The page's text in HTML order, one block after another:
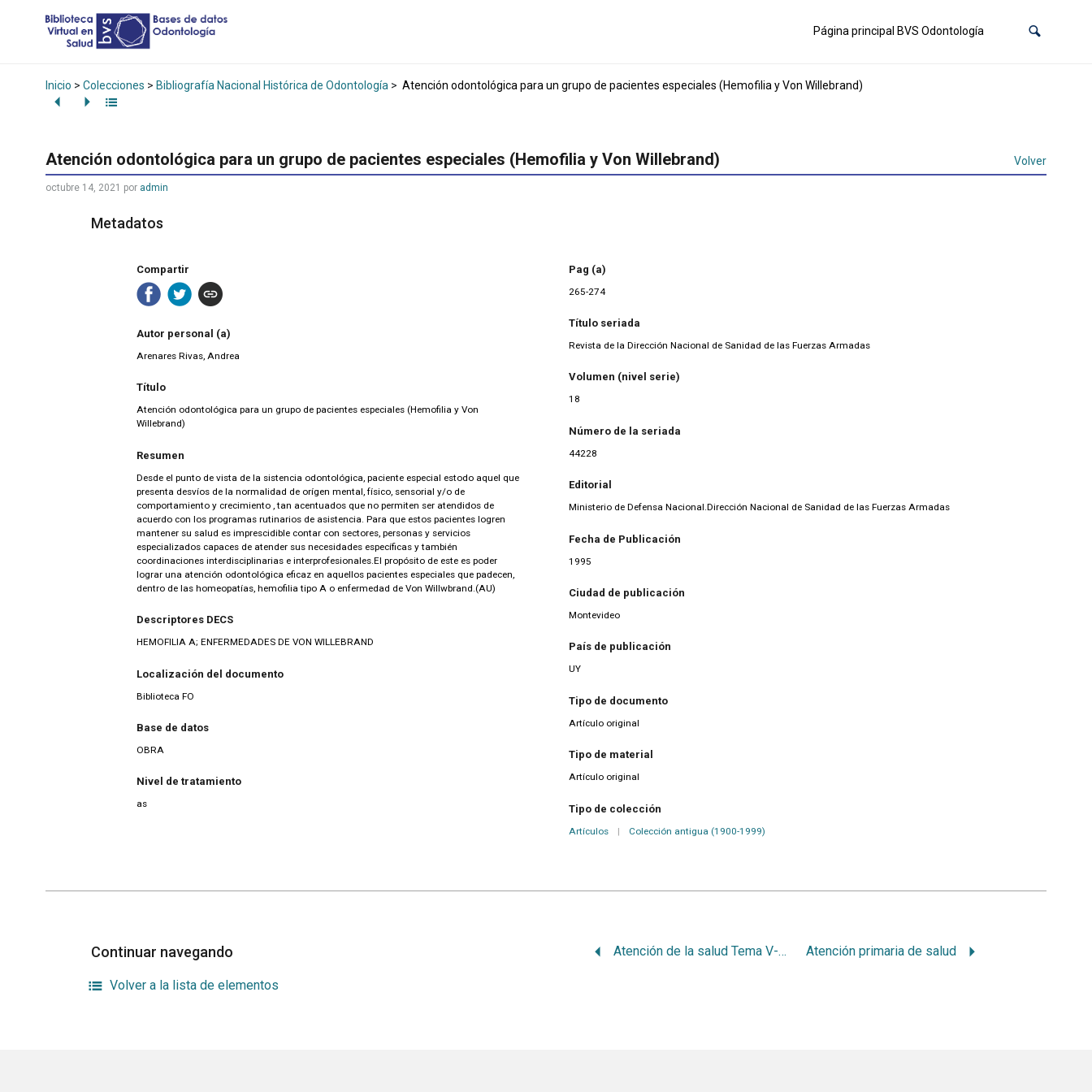
Página principal BVS Odontología
Inicio > Colecciones > Bibliografía Nacional Histórica de Odontología > Atención odontológica para un grupo de pacientes especiales (Hemofilia y Von Willebrand)
Atención odontológica para un grupo de pacientes especiales (Hemofilia y Von Willebrand) Volver
octubre 14, 2021 por admin
Metadatos
Compartir
Autor personal (a)
Arenares Rivas, Andrea
Título
Atención odontológica para un grupo de pacientes especiales (Hemofilia y Von
Willebrand)
Resumen
Desde el punto de vista de la sistencia odontológica, paciente especial estodo aquel que
presenta desvíos de la normalidad de orígen mental, físico, sensorial y/o de
comportamiento y crecimiento , tan acentuados que no permiten ser atendidos de
acuerdo con los programas rutinarios de asistencia. Para que estos pacientes logren
mantener su salud es imprescidible contar con sectores, personas y servicios
especializados capaces de atender sus necesidades específicas y también
coordinaciones interdisciplinarias e interprofesionales.El propósito de este es poder
lograr una atención odontológica eficaz en aquellos pacientes especiales que padecen,
dentro de las homeopatías, hemofilia tipo A o enfermedad de Von Willwbrand.(AU)
Descriptores DECS
HEMOFILIA A; ENFERMEDADES DE VON WILLEBRAND
Localización del documento
Biblioteca FO
Base de datos
OBRA
Nivel de tratamiento
as
Pag (a)
265-274
Título seriada
Revista de la Dirección Nacional de Sanidad de las Fuerzas Armadas
Volumen (nivel serie)
18
Número de la seriada
44228
Editorial
Ministerio de Defensa Nacional.Dirección Nacional de Sanidad de las Fuerzas Armadas
Fecha de Publicación
1995
Ciudad de publicación
Montevideo
País de publicación
UY
Tipo de documento
Artículo original
Tipo de material
Artículo original
Tipo de colección
Artículos | Colección antigua (1900-1999)
Continuar navegando Atención de la salud Tema V-B. Epidemiología bucal. Tema VI. Atención primaria de salud
Volver a la lista de elementos